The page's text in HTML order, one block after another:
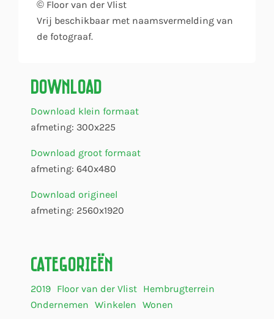
© Floor van der Vlist
Vrij beschikbaar met naamsvermelding van
de fotograaf.
Download
Download klein formaat
afmeting: 300x225
Download groot formaat
afmeting: 640x480
Download origineel
afmeting: 2560x1920
Categorieën
2019 Floor van der Vlist Hembrugterrein
Ondernemen Winkelen Wonen